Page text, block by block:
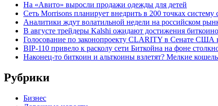
На «Авито» выросли продажи одежды для детей
Сеть Morrisons планирует внедрить в 200 точках
Аналитики ждут волатильной недели на российском
В августе трейдеры Kalshi ожидают достижения
Голосование по законопроекту CLARITY в Сенате США
BIP-110 привело к расколу сети Биткойна на фоне
Наконец-то биткоин и альткоины взлетят? Мелкие
Рубрики
Бизнес